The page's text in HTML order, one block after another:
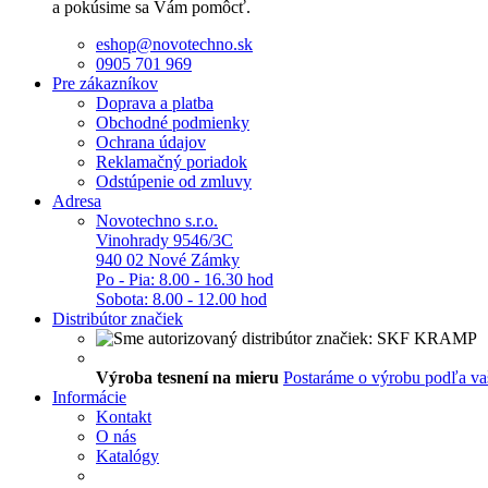
a pokúsime sa Vám pomôcť.
eshop@novotechno.sk
0905 701 969
Pre zákazníkov
Doprava a platba
Obchodné podmienky
Ochrana údajov
Reklamačný poriadok
Odstúpenie od zmluvy
Adresa
Novotechno s.r.o.
Vinohrady 9546/3C
940 02 Nové Zámky
Po - Pia: 8.00 - 16.30 hod
Sobota: 8.00 - 12.00 hod
Distribútor značiek
Výroba tesnení na mieru Postaráme o výrobu podľa
Informácie
Kontakt
O nás
Katalógy